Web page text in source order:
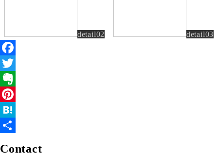
detail02 detail03
Facebook
Twitter
Evernote
Pinterest
Hatena
Contact